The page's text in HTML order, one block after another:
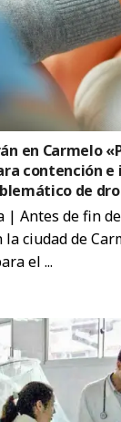
en Carmelo
contención
de
| Antes de fin
ciudad de
el ...